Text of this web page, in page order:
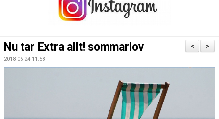
POLICY
>
<
Nu tar Extra allt! sommarlov
2018-05-24 11:58